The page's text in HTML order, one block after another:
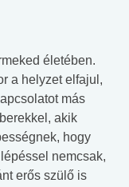
életében.
a helyzet elfajul,
más
akik
hogy
nemcsak,
erős szülő is